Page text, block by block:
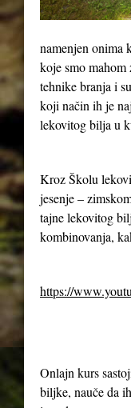
namenjen onima
koje smo mahom
tehnike branja i
koji način ih je
lekovitog bilja u
Kroz Školu
jesenje –
tajne lekovitog
kombinovanja,
https://
Onlajn kurs
biljke, nauče da